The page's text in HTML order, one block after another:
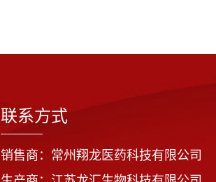
联系方式
销售商：常州翔龙医药科技有限公司